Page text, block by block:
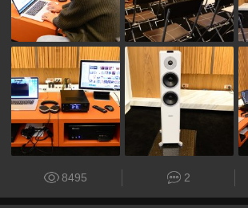
8495 2